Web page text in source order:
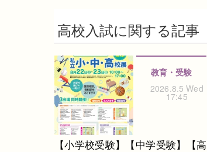
高校入試に関する記事
【小学校受験】【中学受験】【高
教育・受験
2026.8.5 Wed
17:45